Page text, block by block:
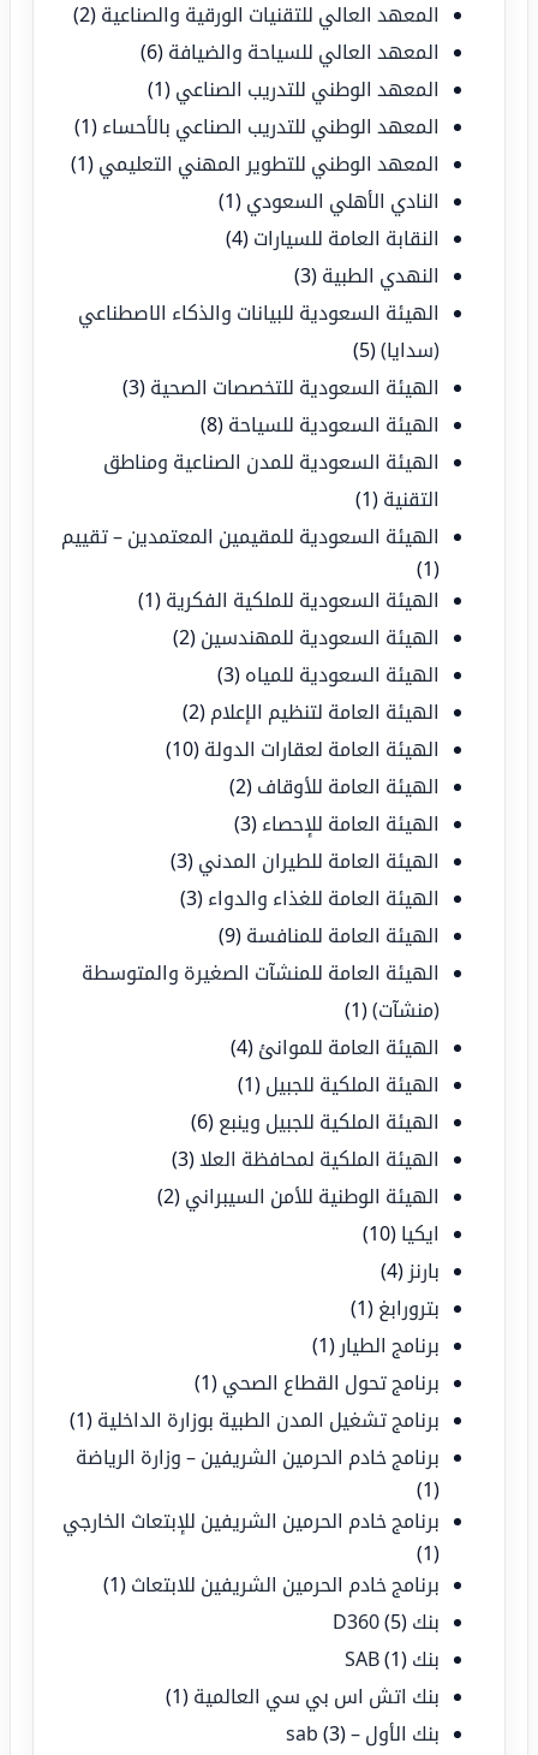
المعهد العالي للتقنيات الورقية والصناعية (2)
المعهد العالي للسياحة والضيافة (6)
المعهد الوطني للتدريب الصناعي (1)
المعهد الوطني للتدريب الصناعي بالأحساء (1)
المعهد الوطني للتطوير المهني التعليمي (1)
النادي الأهلي السعودي (1)
النقابة العامة للسيارات (4)
النهدي الطبية (3)
الهيئة السعودية للبيانات والذكاء الاصطناعي
(سدايا)(5)
الهيئة السعودية للتخصصات الصحية (3)
الهيئة السعودية للسياحة (8)
الهيئة السعودية للمدن الصناعية ومناطق
التقنية (1)
الهيئة السعودية للمقيمين المعتمدين – تقييم
(1)
الهيئة السعودية للملكية الفكرية (1)
الهيئة السعودية للمهندسين (2)
الهيئة السعودية للمياه (3)
الهيئة العامة لتنظيم الإعلام (2)
الهيئة العامة لعقارات الدولة (10)
الهيئة العامة للأوقاف (2)
الهيئة العامة للإحصاء (3)
الهيئة العامة للطيران المدني (3)
الهيئة العامة للغذاء والدواء (3)
الهيئة العامة للمنافسة (9)
الهيئة العامة للمنشآت الصغيرة والمتوسطة
(منشآت)(1)
الهيئة العامة للموانئ (4)
الهيئة الملكية للجبيل (1)
الهيئة الملكية للجبيل وينبع (6)
الهيئة الملكية لمحافظة العلا(3)
الهيئة الوطنية للأمن السيبراني (2)
ايكيا (10)
بارنز (4)
بترورابغ (1)
برنامج الطيار (1)
برنامج تحول القطاع الصحي (1)
برنامج تشغيل المدن الطبية بوزارة الداخلية (1)
برنامج خادم الحرمين الشريفين – وزارة الرياضة
(1)
برنامج خادم الحرمين الشريفين للإبتعاث الخارجي
(1)
برنامج خادم الحرمين الشريفين للابتعاث (1)
بنك D360 (5)
بنك SAB (1)
بنك اتش اس بي سي العالمية (1)
بنك الأول – sab(3)